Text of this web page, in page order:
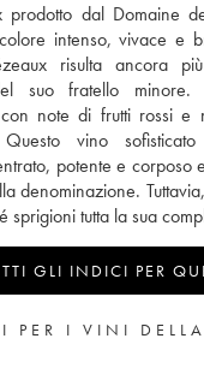
prodotto dal Domaine
intenso, vivace e
risulta ancora
suo fratello minore.
note di frutti rossi
vino
potente e corposo
denominazione.
tutta la sua
GLI INDICI PER
PER I VINI DELLA